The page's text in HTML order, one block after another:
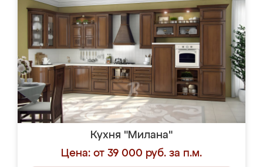
Кухня "Милана"
Цена: от 39 000 руб. за п.м.